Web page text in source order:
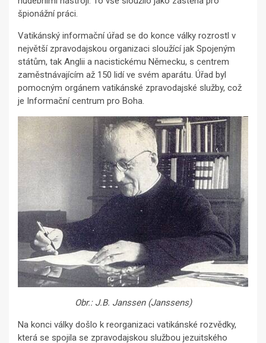
špionážní práci.
Vatikánský informační úřad se do konce války rozrostl v
největší zpravodajskou organizaci sloužící jak Spojeným
státům, tak Anglii a nacistickému Německu, s centrem
zaměstnávajícím až 150 lidí ve svém aparátu. Úřad byl
pomocným orgánem vatikánské zpravodajské služby, což
je Informační centrum pro Boha.
Obr.: J.B. Janssen (Janssens)
Na konci války došlo k reorganizaci vatikánské rozvědky,
která se spojila se zpravodajskou službou jezuitského